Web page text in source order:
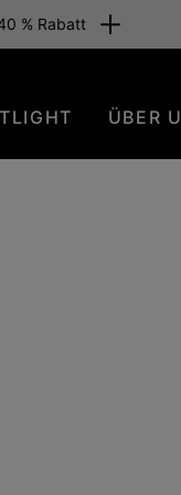
% Rabatt
ÜBER